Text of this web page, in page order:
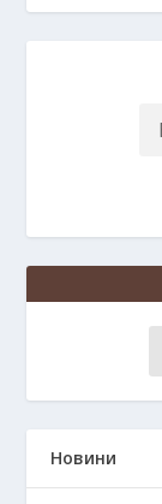
Новини